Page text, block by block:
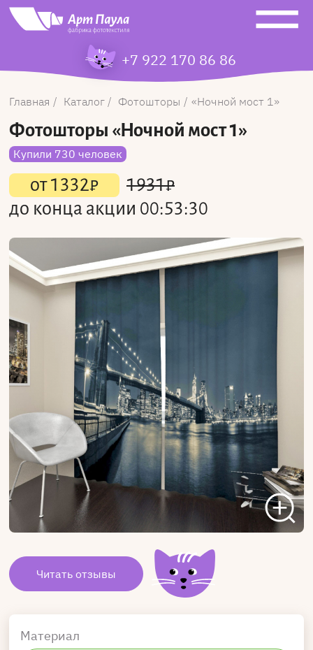
+7 922 170 86 86
Главная Каталог Фотошторы Ночной мост 1
Фотошторы «Ночной мост 1»
Купили 730 человек
от1332₽ 1931₽
до конца акции 00:53:30
Читать отзывы
Материал